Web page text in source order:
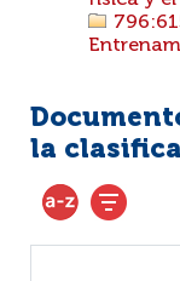
la